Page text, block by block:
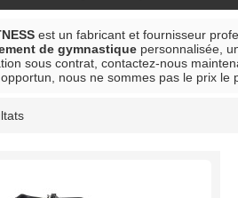
est un fabricant et fournisseur
de gymnastique personnalisée,
sous contrat, contactez-nous
nous ne sommes pas le prix le